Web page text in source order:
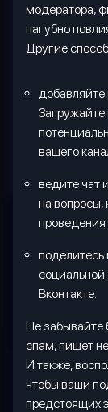
модератора,
пагубно
Другие
Загружайте
вашего
ведите чат
на вопросы,
проведения
поделитесь
социальной
Вконтакте.
Не забывайте
спам, пишет
И также,
чтобы ваши
предстоящих